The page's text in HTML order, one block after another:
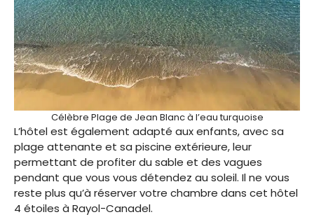
Célèbre Plage de Jean Blanc à l’eau turquoise
L’hôtel est également adapté aux enfants, avec sa
plage attenante et sa piscine extérieure, leur
permettant de profiter du sable et des vagues
pendant que vous vous détendez au soleil. Il ne vous
reste plus qu’à réserver votre chambre dans cet hôtel
4 étoiles à Rayol-Canadel.